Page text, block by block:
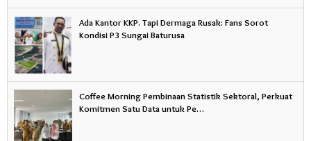
Ada Kantor KKP. Tapi Dermaga Rusak: Fans Sorot
Kondisi P3 Sungai Baturusa
Coffee Morning Pembinaan Statistik Sektoral, Perkuat
Komitmen Satu Data untuk Pe…